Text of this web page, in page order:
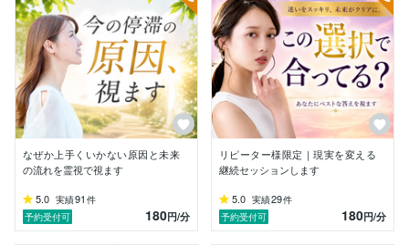
私はどんなお気持ちも否定せず、
安心してお話しいただけることを何より大切にしていま
す。
そして、話を聞くだけでは終わりません。
霊視・ヒーリング・イメージコンサルティングなど複数
の視点から、本質的な原因を読み解き、複雑に絡み合っ
た問題を整理し、本当に必要な選択や進むべき方向を一
緒に見つけていきます。
原因が明確になることで、
不安は安心へ、迷いは確信へ変わり、自分の選択に自信
が持てるようになります。
なぜか上手くいかない原因と未来
の流れを霊視で視ます
5.0 実績91 件
予約受付可
180円/分
リピーター様限定｜現実を変える
継続セッションします
5.0 実績29件
予約受付可
180円/分